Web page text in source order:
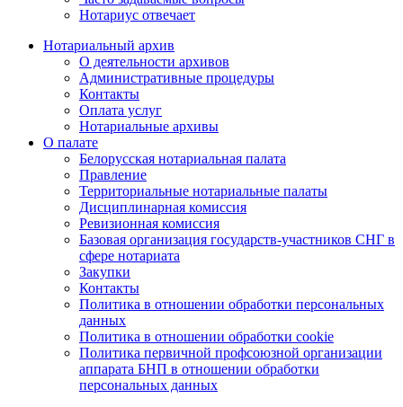
Нотариус отвечает
Нотариальный архив
О деятельности архивов
Административные процедуры
Контакты
Оплата услуг
Нотариальные архивы
О палате
Белорусская нотариальная палата
Правление
Территориальные нотариальные палаты
Дисциплинарная комиссия
Ревизионная комиссия
Базовая организация государств-участников СНГ в
сфере нотариата
Закупки
Контакты
Политика в отношении обработки персональных
данных
Политика в отношении обработки cookie
Политика первичной профсоюзной организации
аппарата БНП в отношении обработки
персональных данных